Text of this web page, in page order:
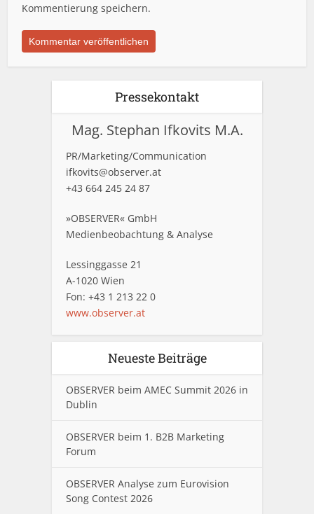
Kommentierung speichern.
Pressekontakt
Mag. Stephan Ifkovits M.A.
PR/Marketing/Communication
ifkovits@observer.at
+43 664 245 24 87
»OBSERVER« GmbH
Medienbeobachtung & Analyse
Lessinggasse 21
A-1020 Wien
Fon: +43 1 213 22 0
www.observer.at
Neueste Beiträge
OBSERVER beim AMEC Summit 2026 in
Dublin
OBSERVER beim 1. B2B Marketing
Forum
OBSERVER Analyse zum Eurovision
Song Contest 2026